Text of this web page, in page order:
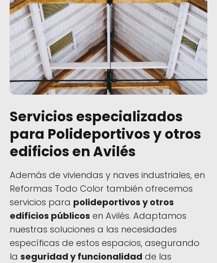
Servicios especializados
para Polideportivos y otros
edificios en Avilés
Además de viviendas y naves industriales, en
Reformas Todo Color también ofrecemos
servicios para polideportivos y otros
edificios públicos en Avilés. Adaptamos
nuestras soluciones a las necesidades
específicas de estos espacios, asegurando
la seguridad y funcionalidad de las